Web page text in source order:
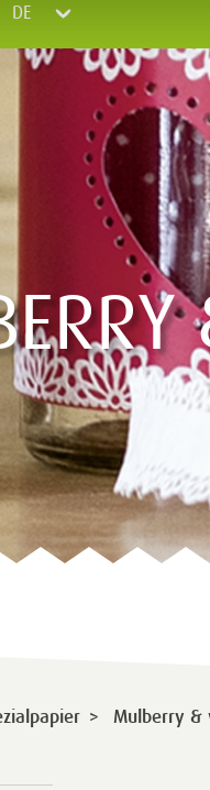
DE
> Mulberry &